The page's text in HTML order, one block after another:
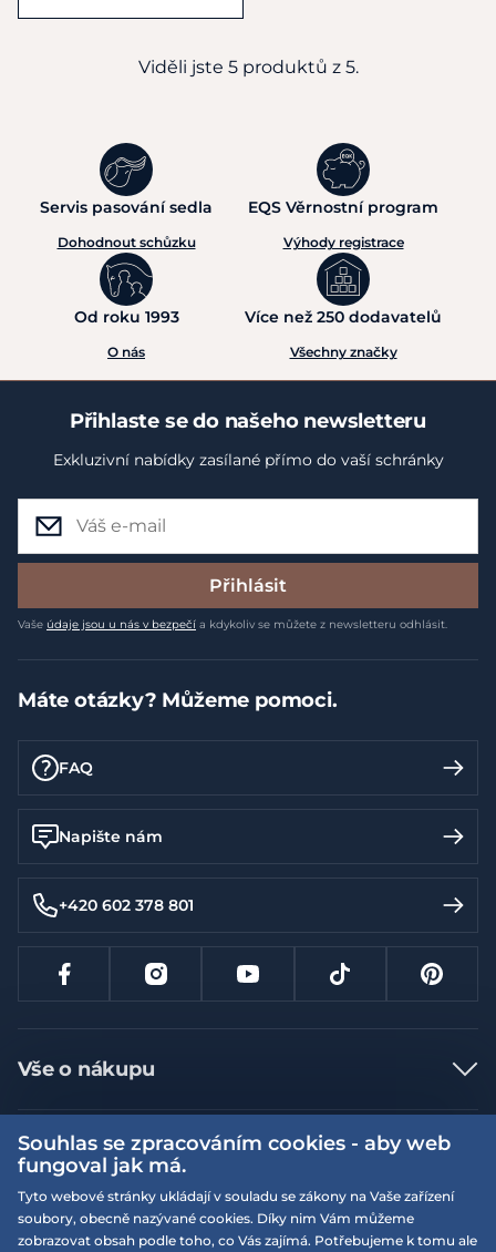
Viděli jste 5 produktů z 5.
Servis pasování sedla
Dohodnout schůzku
EQS Věrnostní program
Výhody registrace
Od roku 1993
O nás
Více než 250 dodavatelů
Všechny značky
Přihlaste se do našeho newsletteru
Exkluzivní nabídky zasílané přímo do vaší schránky
Přihlásit
Vaše údaje jsou u nás v bezpečí a kdykoliv se můžete z newsletteru odhlásit.
Máte otázky? Můžeme pomoci.
FAQ
Napište nám
+420 602 378 801
Vše o nákupu
Jak nakupovat
Nejčastější dotazy
Doprava a platba
Vrácení a výměna zboží
Více informací
Obchodní podmínky
Podmínky EQS věrnostního klubu
Naše prodejny
Souhlas se zpracováním cookies - aby web
fungoval jak má.
Tyto webové stránky ukládají v souladu se zákony na Vaše zařízení
soubory, obecně nazývané cookies. Díky nim Vám můžeme
zobrazovat obsah podle toho, co Vás zajímá. Potřebujeme k tomu ale